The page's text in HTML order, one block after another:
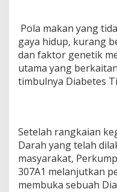
d
o
n
e
i
s
t
r
i
k
3
Pola makan yang
gaya hidup, kurang
dan faktor genetik
utama yang
timbulnya Diabetes
Setelah rangkaian
Darah yang telah
masyarakat,
307A1 melanjutkan
membuka sebuah